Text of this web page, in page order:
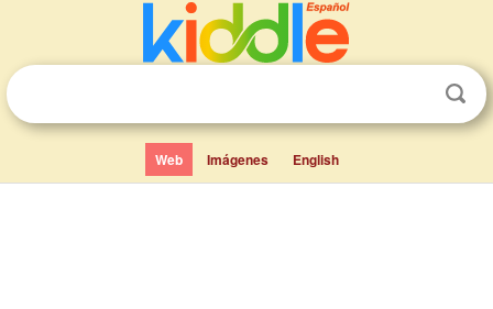
Web Imágenes English